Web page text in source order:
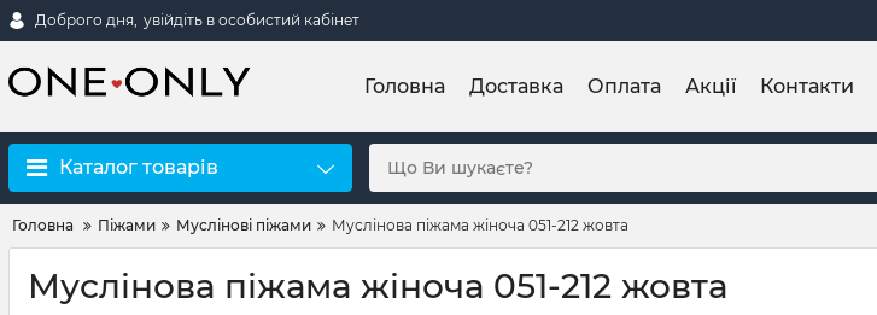
Доброго дня, увійдіть в особистий кабінет
Головна Доставка Оплата Акції Контакти
Каталог товарів
Головна Піжами Муслінові піжами Муслінова піжама жіноча 051-212 жовта
Муслінова піжама жіноча 051-212 жовта